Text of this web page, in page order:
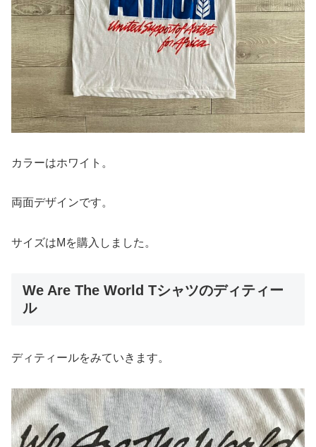
カラーはホワイト。
両面デザインです。
サイズはMを購入しました。
We Are The World Tシャツのディティー
ル
ディティールをみていきます。